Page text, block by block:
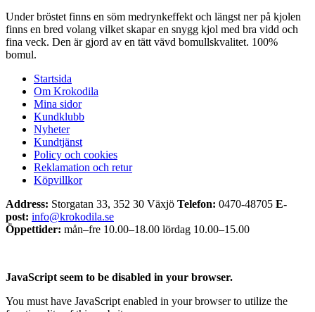
Under bröstet finns en söm medrynkeffekt och längst ner på kjolen
finns en bred volang vilket skapar en snygg kjol med bra vidd och
fina veck. Den är gjord av en tätt vävd bomullskvalitet. 100%
bomul.
Startsida
Om Krokodila
Mina sidor
Kundklubb
Nyheter
Kundtjänst
Policy och cookies
Reklamation och retur
Köpvillkor
Address: Storgatan 33, 352 30 Växjö Telefon: 0470-48705 E-
post: info@krokodila.se
Öppettider: mån–fre 10.00–18.00 lördag 10.00–15.00
JavaScript seem to be disabled in your browser.
You must have JavaScript enabled in your browser to utilize the